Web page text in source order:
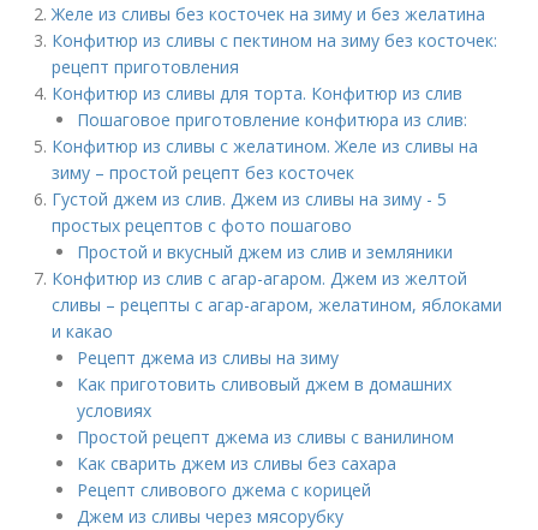
Желе из сливы без косточек на зиму и без желатина
Конфитюр из сливы с пектином на зиму без косточек:
рецепт приготовления
Конфитюр из сливы для торта. Конфитюр из слив
Пошаговое приготовление конфитюра из слив:
Конфитюр из сливы с желатином. Желе из сливы на
зиму – простой рецепт без косточек
Густой джем из слив. Джем из сливы на зиму - 5
простых рецептов с фото пошагово
Простой и вкусный джем из слив и земляники
Конфитюр из слив с агар-агаром. Джем из желтой
сливы – рецепты с агар-агаром, желатином, яблоками
и какао
Рецепт джема из сливы на зиму
Как приготовить сливовый джем в домашних
условиях
Простой рецепт джема из сливы с ванилином
Как сварить джем из сливы без сахара
Рецепт сливового джема с корицей
Джем из сливы через мясорубку